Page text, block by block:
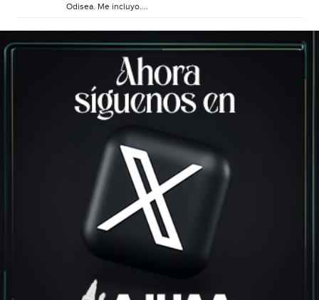
Odisea. Me incluyo....